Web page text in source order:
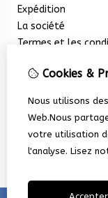
Expédition
La société
Termes et les
Promotions
Service
Retour de
Cookies &
Nous utilisons
Web.Nous
votre utilisation
l'analyse. Lisez